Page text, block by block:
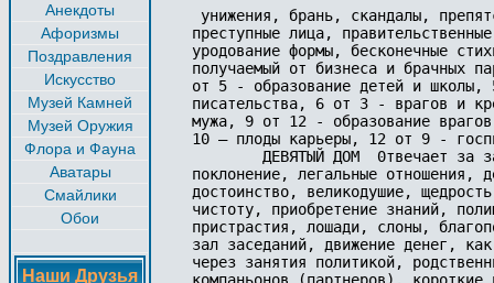
Анекдоты
Афоризмы
Поздравления
Искусство
Музей Камней
Музей Оружия
Флора и Фауна
Аватары
Смайлики
Обои
Наши Друзья
унижения, брань, скандалы,
преступные лица,
уродование формы, бесконечные
получаемый от бизнеса и брачных
от 5 - образование детей и
писательства, 6 от 3 - врагов и
мужа, 9 от 12 - образование
10 – плоды карьеры, 12 от 9 -
ДЕВЯТЫЙ ДОМ  0твечает за
поклонение, легальные отношения,
достоинство, великодушие,
чистоту, приобретение знаний,
пристрастия, лошади, слоны,
зал заседаний, движение денег,
через занятия политикой,